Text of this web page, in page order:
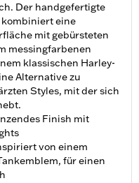
Der handgefertigte
kombiniert eine
mit gebürsteten
messingfarbenen
klassischen Harley-
Alternative zu
Styles, mit der sich
Finish mit
von einem
für einen